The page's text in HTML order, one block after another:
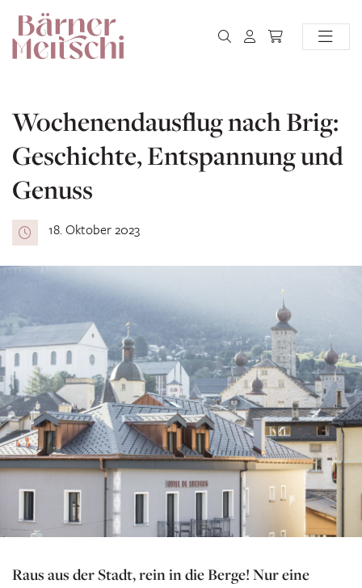
Wochenendausflug nach Brig:
Geschichte, Entspannung und
Genuss
18. Oktober 2023
Raus aus der Stadt, rein in die Berge! Nur eine